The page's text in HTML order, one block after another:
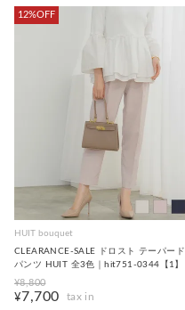
12%OFF
HUIT bouquet
CLEARANCE-SALE ドロスト テーパード
パンツ HUIT 全3色｜hit751-0344【1】
¥8,800
¥7,700